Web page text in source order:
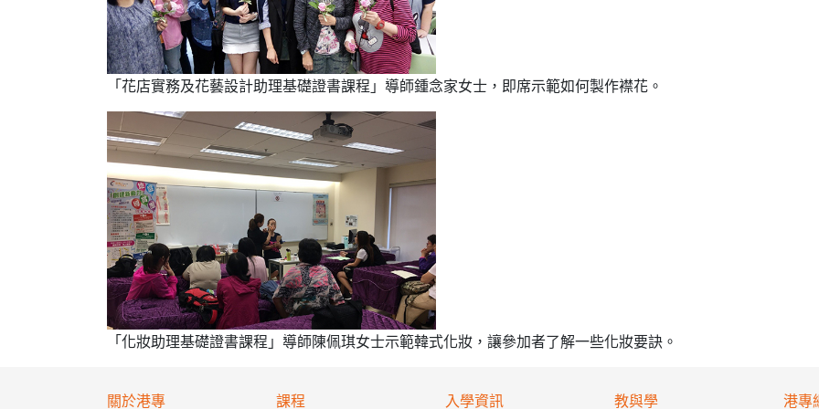
「花店實務及花藝設計助理基礎證書課程」導師鍾念家女士，即席示範如何製作襟花。
「化妝助理基礎證書課程」導師陳佩琪女士示範韓式化妝，讓參加者了解一些化妝要訣。
關於港專 課程 入學資訊 教與學 港專